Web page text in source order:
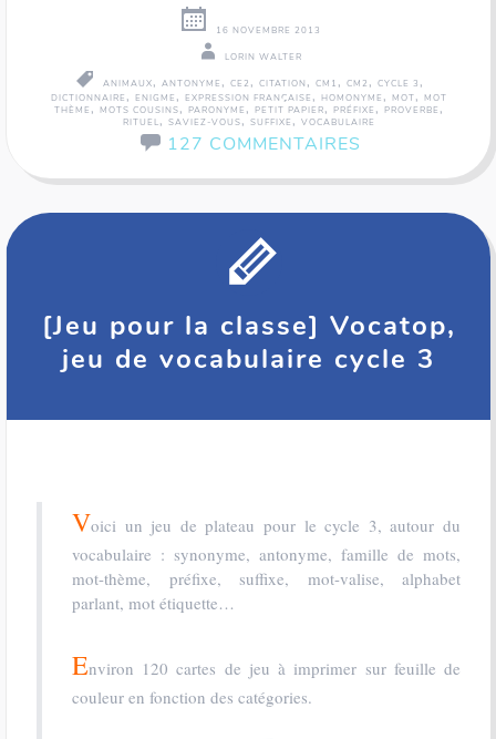
16 NOVEMBRE 2013
LORIN WALTER
ANIMAUX, ANTONYME , CE2 , CITATION , CM1 , CM2 , CYCLE 3 ,
DICTIONNAIRE , ENIGME , EXPRESSION FRANÇAISE , HOMONYME , MOT, MOT
THÈME , MOTS COUSINS, PARONYME , PETIT PAPIER, PRÉFIXE , PROVERBE ,
RITUEL, SAVIEZ-VOUS, SUFFIXE , VOCABULAIRE
127 COMMENTAIRES
[Jeu pour la classe] Vocatop,
jeu de vocabulaire cycle 3
Voici un jeu de plateau pour le cycle 3, autour du
vocabulaire : synonyme, antonyme, famille de mots,
mot-thème, préfixe, suffixe, mot-valise, alphabet
parlant, mot étiquette…
Environ 120 cartes de jeu à imprimer sur feuille de
couleur en fonction des catégories.